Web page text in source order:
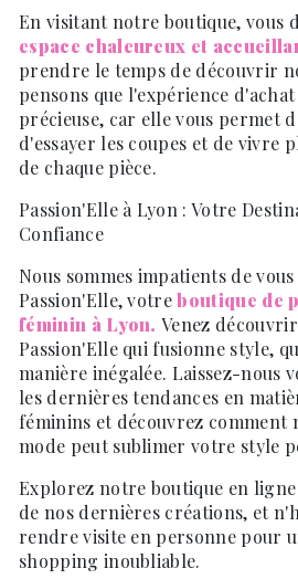
En visitant notre boutique, vous
espace chaleureux et
prendre le temps de découvrir
pensons que l'expérience
précieuse, car elle vous permet
d'essayer les coupes et de vivre
de chaque pièce.
Passion'Elle à Lyon : Votre
Confiance
Nous sommes impatients de
Passion'Elle, votreboutique de
féminin à Lyon.Venez
Passion'Elle qui fusionne style,
manière inégalée. Laissez-nous
les dernières tendances en
féminins et découvrez comment
mode peut sublimer votre style
Explorez notre boutique en
de nos dernières créations, et
rendre visite en personne pour
shopping inoubliable.